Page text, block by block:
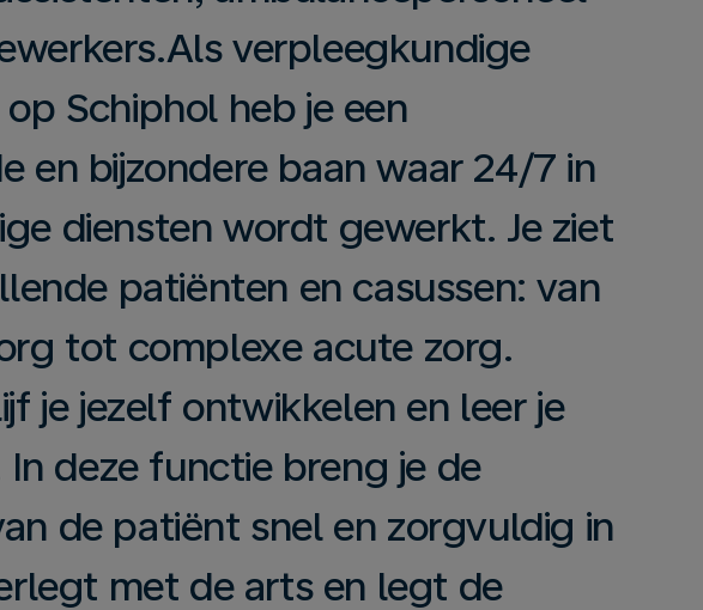
verpleegkundige
Schiphol heb je een
en bijzondere baan waar 24/7 in
diensten wordt gewerkt. Je ziet
patiënten en casussen: van
tot complexe acute zorg.
je jezelf ontwikkelen en leer je
In deze functie breng je de
de patiënt snel en zorgvuldig in
met de arts en legt de